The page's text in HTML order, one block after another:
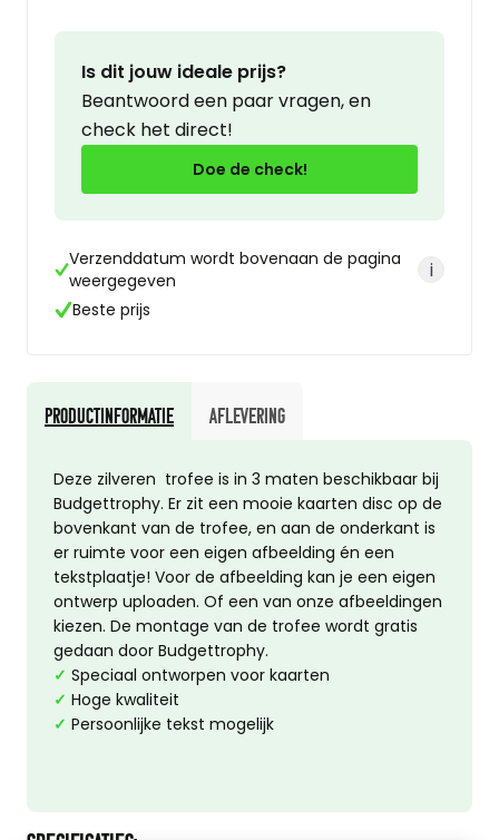
Is dit jouw ideale prijs?
Beantwoord een paar vragen, en
check het direct!
Doe de check!
Verzenddatum wordt bovenaan de pagina
weergegeven
i
Beste prijs
Deze zilveren trofee is in 3 maten beschikbaar bij
Budgettrophy. Er zit een mooie kaarten disc op de
bovenkant van de trofee, en aan de onderkant is
er ruimte voor een eigen afbeelding én een
tekstplaatje! Voor de afbeelding kan je een eigen
ontwerp uploaden. Of een van onze afbeeldingen
kiezen. De montage van de trofee wordt gratis
gedaan door Budgettrophy.
✓ Speciaal ontworpen voor kaarten
✓ Hoge kwaliteit
✓ Persoonlijke tekst mogelijk
Productinformatie Aflevering